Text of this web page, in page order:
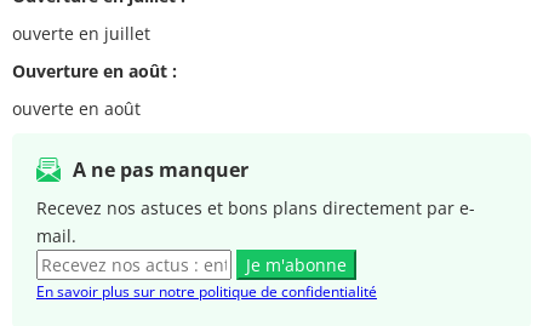
ouverte en juillet
Ouverture en août :
ouverte en août
A ne pas manquer
Recevez nos astuces et bons plans directement par e-
mail.
Je m'abonne
En savoir plus sur notre politique de confidentialité